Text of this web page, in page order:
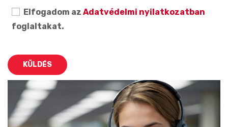
Elfogadom az Adatvédelmi nyilatkozatban
foglaltakat.